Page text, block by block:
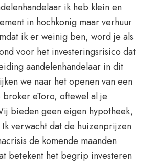
ik heb klein en
in hochkonig maar verhuur
ik er weinig ben, word je als
voor het investeringsrisico dat
aandelenhandelaar in dit
we naar het openen van een
eToro, oftewel al je
bieden geen eigen hypotheek,
verwacht dat de huizenprijzen
de komende maanden
betekent het begrip investeren